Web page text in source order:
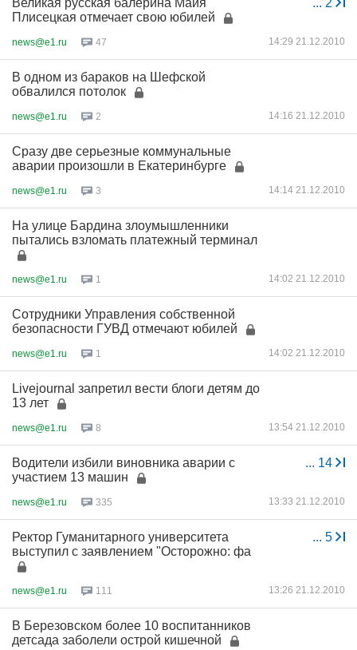
... 2
Великая русская балерина Майя
Плисецкая отмечает свою юбилей
news@e1.ru 47 14:29 21.12.2010
В одном из бараков на Шефской
обвалился потолок
news@e1.ru 2 14:16 21.12.2010
Сразу две серьезные коммунальные
аварии произошли в Екатеринбурге
news@e1.ru 3 14:14 21.12.2010
На улице Бардина злоумышленники
пытались взломать платежный терминал
news@e1.ru 1 14:02 21.12.2010
Сотрудники Управления собственной
безопасности ГУВД отмечают юбилей
news@e1.ru 1 14:02 21.12.2010
Livejournal запретил вести блоги детям до
13 лет
news@e1.ru 8 13:54 21.12.2010
... 14
Водители избили виновника аварии с
участием 13 машин
news@e1.ru 335 13:33 21.12.2010
... 5
Ректор Гуманитарного университета
выступил с заявлением "Осторожно: фа
news@e1.ru 111 13:26 21.12.2010
В Березовском более 10 воспитанников
детсада заболели острой кишечной